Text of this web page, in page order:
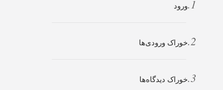
ورود
خوراک ورودی‌ها
خوراک دیدگاه‌ها